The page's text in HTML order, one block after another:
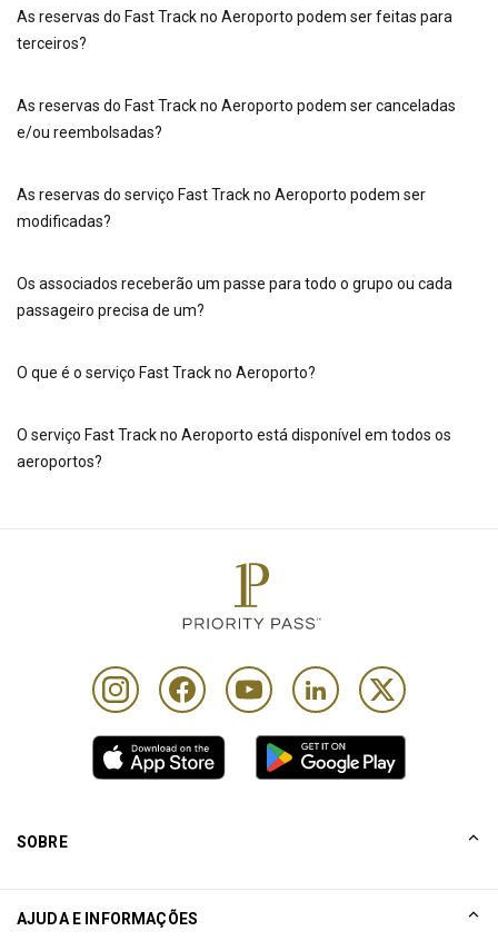
As reservas do Fast Track no Aeroporto podem ser feitas para
terceiros?
As reservas do Fast Track no Aeroporto podem ser canceladas
e/ou reembolsadas?
As reservas do serviço Fast Track no Aeroporto podem ser
modificadas?
Os associados receberão um passe para todo o grupo ou cada
passageiro precisa de um?
O que é o serviço Fast Track no Aeroporto?
O serviço Fast Track no Aeroporto está disponível em todos os
aeroportos?
SOBRE
AJUDA E INFORMAÇÕES